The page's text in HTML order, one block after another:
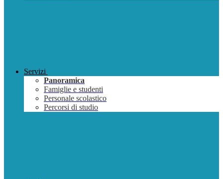
Servizi
Panoramica
Famiglie e studenti
Personale scolastico
Percorsi di studio